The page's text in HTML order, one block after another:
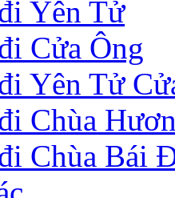
Yên Tử
Cửa Ông
Yên Tử
Chùa
Chùa Bái